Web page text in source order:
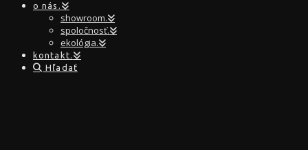
o nás.
showroom.
spoločnosť.
ekológia.
kontakt.
Hľadať